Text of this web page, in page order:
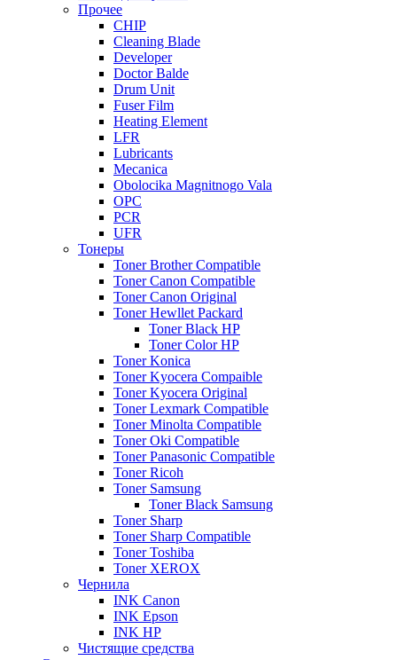
Прочее
CHIP
Cleaning Blade
Developer
Doctor Balde
Drum Unit
Fuser Film
Heating Element
LFR
Lubricants
Mecanica
Obolocika Magnitnogo Vala
OPC
PCR
UFR
Тонеры
Toner Brother Compatible
Toner Canon Compatible
Toner Canon Original
Toner Hewllet Packard
Toner Black HP
Toner Color HP
Toner Konica
Toner Kyocera Compaible
Toner Kyocera Original
Toner Lexmark Compatible
Toner Minolta Compatible
Toner Oki Compatible
Toner Panasonic Compatible
Toner Ricoh
Toner Samsung
Toner Black Samsung
Toner Sharp
Toner Sharp Compatible
Toner Toshiba
Toner XEROX
Чернила
INK Canon
INK Epson
INK HP
Чистящие средства